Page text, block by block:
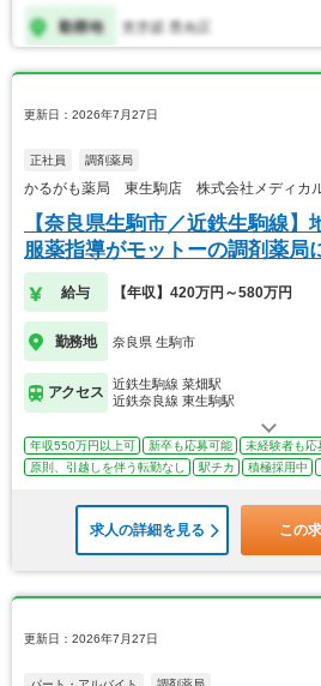
更新日：2026年7月27日
正社員 調剤薬局
かるがも薬局 東生駒店 株式会社メディカ
【奈良県生駒市／近鉄生駒線
服薬指導がモットーの調剤薬局
給与 【年収】420万円～580万円
勤務地 奈良県 生駒市
アクセス
近鉄生駒線 菜畑駅
近鉄奈良線 東生駒駅
年収550万円以上可 新卒も応募可能
未経験者も応
原則、引越しを伴う転勤なし
駅チカ 積極採用中
求人の詳細を見る この
更新日：2026年7月27日